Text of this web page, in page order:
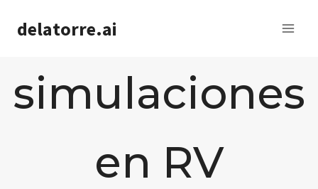
delatorre.ai
simulaciones
en RV